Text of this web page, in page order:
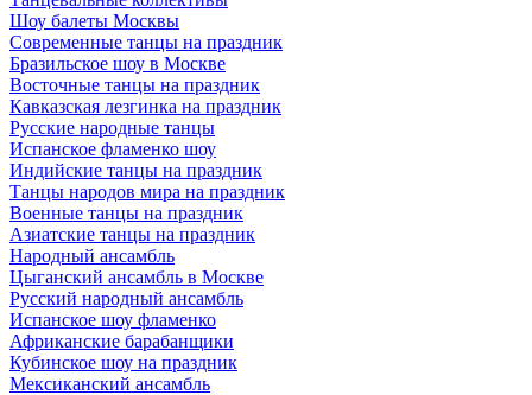
Шоу балеты Москвы
Современные танцы на праздник
Бразильское шоу в Москве
Восточные танцы на праздник
Кавказская лезгинка на праздник
Русские народные танцы
Испанское фламенко шоу
Индийские танцы на праздник
Танцы народов мира на праздник
Военные танцы на праздник
Азиатские танцы на праздник
Народный ансамбль
Цыганский ансамбль в Москве
Русский народный ансамбль
Испанское шоу фламенко
Африканские барабанщики
Кубинское шоу на праздник
Мексиканский ансамбль